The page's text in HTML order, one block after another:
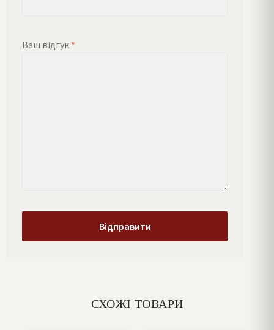
Ваш відгук *
СХОЖІ ТОВАРИ